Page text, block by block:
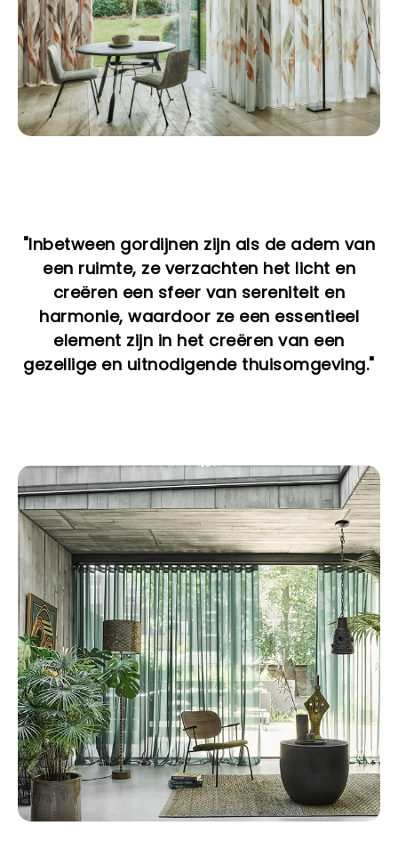
"Inbetween gordijnen zijn als de adem van
een ruimte, ze verzachten het licht en
creëren een sfeer van sereniteit en
harmonie, waardoor ze een essentieel
element zijn in het creëren van een
gezellige en uitnodigende thuisomgeving."